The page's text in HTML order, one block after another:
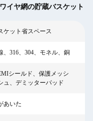
イヤ網の貯蔵バスケット
ケット省スペース
、316、304、モネル、銅
シールド、保護メッシ
ュ、デミッターパッド
あいた